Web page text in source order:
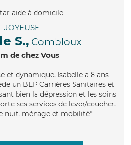
JOYEUSE
S., Combloux
de chez Vous
et dynamique, Isabelle a 8 ans
un BEP Carrières Sanitaires et
bien la dépression et les soins
ses services de lever/coucher,
nuit, ménage et mobilité*